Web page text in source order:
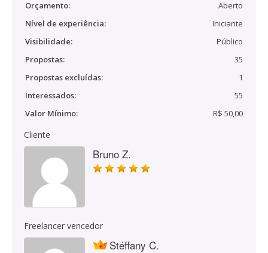
Orçamento:
Aberto
Nível de experiência:
Iniciante
Visibilidade:
Público
Propostas:
35
Propostas excluídas:
1
Interessados:
55
Valor Mínimo:
R$ 50,00
Cliente
Bruno Z.
Freelancer vencedor
Stéffany C.